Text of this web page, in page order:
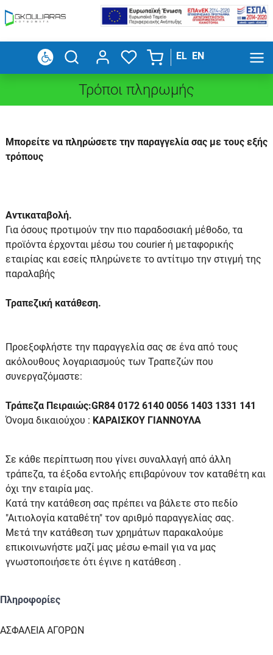
EL EN
Τρόποι πληρωμής
Πληροφορίες
ΑΣΦΑΛΕΙΑ ΑΓΟΡΩΝ
Μπορείτε να πληρώσετε την παραγγελία σας με τους εξής
τρόπους
Αντικαταβολή.
Για όσους προτιμούν την πιο παραδοσιακή μέθοδο, τα
προϊόντα έρχονται μέσω του courier ή μεταφορικής
εταιρίας και εσείς πληρώνετε το αντίτιμο την στιγμή της
παραλαβής
Τραπεζική κατάθεση.
Προεξοφλήστε την παραγγελία σας σε ένα από τους
ακόλουθους λογαριασμούς των Τραπεζών που
συνεργαζόμαστε:
Τράπεζα Πειραιώς:GR84 0172 6140 0056 1403 1331 141
Όνομα δικαιούχου : ΚΑΡΑΙΣΚΟΥ ΓΙΑΝΝΟΥΛΑ
Σε κάθε περίπτωση που γίνει συναλλαγή από άλλη
τράπεζα, τα έξοδα εντολής επιβαρύνουν τον καταθέτη και
όχι την εταιρία μας.
Κατά την κατάθεση σας πρέπει να βάλετε στο πεδίο
"Αιτιολογία καταθέτη" τον αριθμό παραγγελίας σας.
Μετά την κατάθεση των χρημάτων παρακαλούμε
επικοινωνήστε μαζί μας μέσω e-mail για να μας
γνωστοποιήσετε ότι έγινε η κατάθεση .